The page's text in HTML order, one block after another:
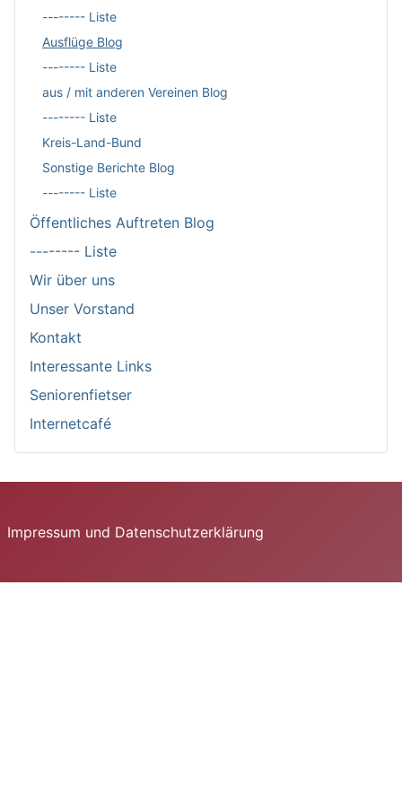
-------- Liste
Ausflüge Blog
-------- Liste
aus / mit anderen Vereinen Blog
-------- Liste
Kreis-Land-Bund
Sonstige Berichte Blog
-------- Liste
Öffentliches Auftreten Blog
-------- Liste
Wir über uns
Unser Vorstand
Kontakt
Interessante Links
Seniorenfietser
Internetcafé
Impressum und Datenschutzerklärung